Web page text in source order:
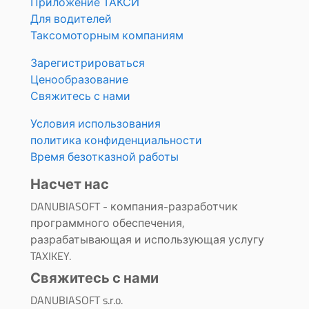
Для водителей
Таксомоторным компаниям
Зарегистрироваться
Ценообразование
Свяжитесь с нами
Условия использования
политика конфиденциальности
Время безотказной работы
Насчет нас
DANUBIASOFT - компания-разработчик
программного обеспечения,
разрабатывающая и использующая услугу
TAXIKEY.
Свяжитесь с нами
DANUBIASOFT s.r.o.